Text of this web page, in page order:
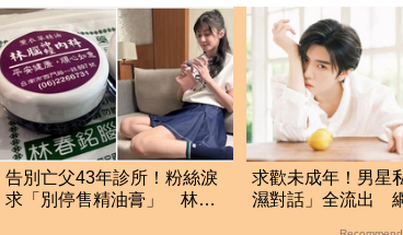
告別亡父43年診所！粉絲淚
求「別停售精油膏」 林逸
求歡未成年！男星
濕對話」全流出